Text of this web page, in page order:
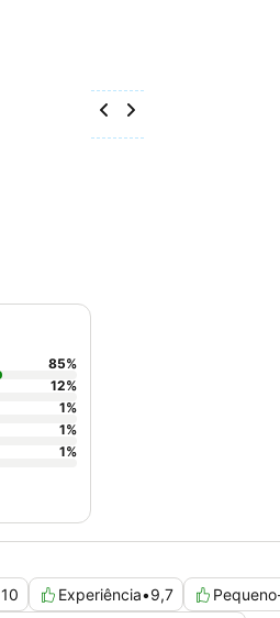
10 Experiência•9,7
85%
12%
1%
1%
1%